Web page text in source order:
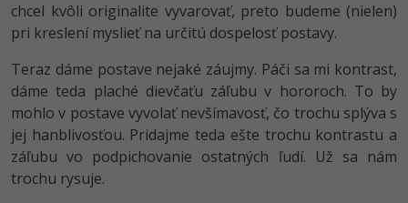
chcel kvôli originalite vyvarovať, preto budeme (nielen)
pri kreslení myslieť na určitú dospelosť postavy.
Teraz dáme postave nejaké záujmy. Páči sa mi kontrast,
dáme teda plaché dievčaťu záľubu v hororoch. To by
mohlo v postave vyvolať nevšímavosť, čo trochu splýva s
jej hanblivosťou. Pridajme teda ešte trochu kontrastu a
záľubu vo podpichovanie ostatných ľudí. Už sa nám
trochu rysuje.